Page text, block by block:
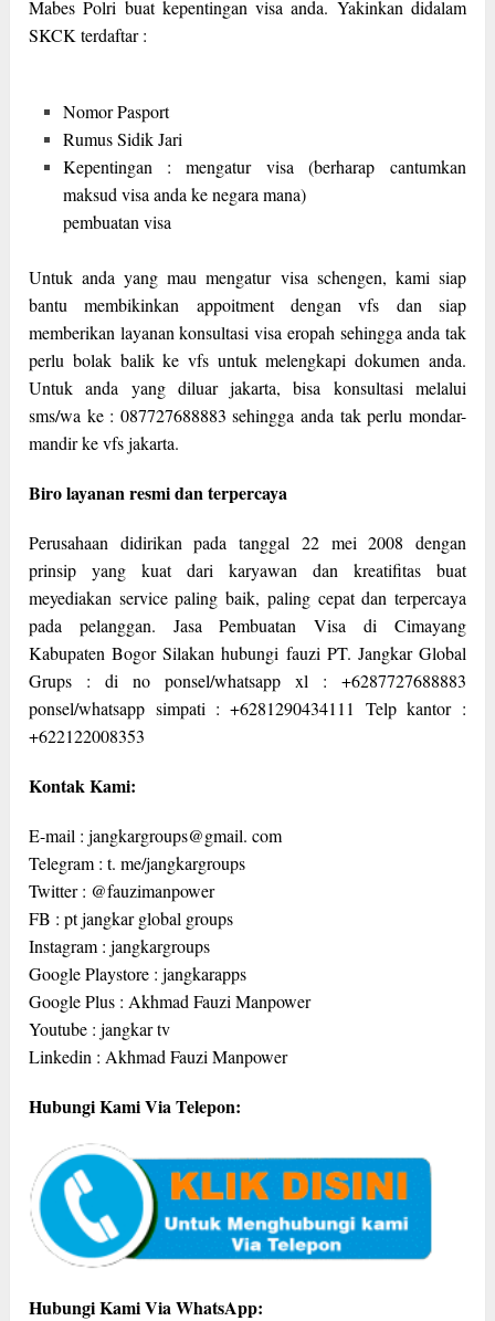
Mabes Polri buat kepentingan visa anda. Yakinkan didalam
SKCK terdaftar :
Nomor Pasport
Rumus Sidik Jari
Kepentingan : mengatur visa (berharap cantumkan
maksud visa anda ke negara mana)
pembuatan visa
Untuk anda yang mau mengatur visa schengen, kami siap
bantu membikinkan appoitment dengan vfs dan siap
memberikan layanan konsultasi visa eropah sehingga anda tak
perlu bolak balik ke vfs untuk melengkapi dokumen anda.
Untuk anda yang diluar jakarta, bisa konsultasi melalui
sms/wa ke : 087727688883 sehingga anda tak perlu mondar-
mandir ke vfs jakarta.
Biro layanan resmi dan terpercaya
Perusahaan didirikan pada tanggal 22 mei 2008 dengan
prinsip yang kuat dari karyawan dan kreatifitas buat
meyediakan service paling baik, paling cepat dan terpercaya
pada pelanggan. Jasa Pembuatan Visa di Cimayang
Kabupaten Bogor Silakan hubungi fauzi PT. Jangkar Global
Grups : di no ponsel/whatsapp xl : +6287727688883
ponsel/whatsapp simpati : +6281290434111 Telp kantor :
+622122008353
Kontak Kami:
E-mail : jangkargroups@gmail. com
Telegram : t. me/jangkargroups
Twitter : @fauzimanpower
FB : pt jangkar global groups
Instagram : jangkargroups
Google Playstore : jangkarapps
Google Plus : Akhmad Fauzi Manpower
Youtube : jangkar tv
Linkedin : Akhmad Fauzi Manpower
Hubungi Kami Via Telepon:
Hubungi Kami Via WhatsApp: